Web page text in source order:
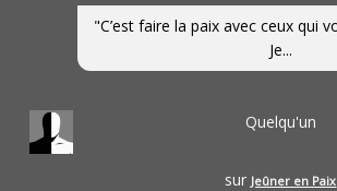
"C’est faire la paix avec ceux qui
Je...
Quelqu'un
sur Jeûner en Paix